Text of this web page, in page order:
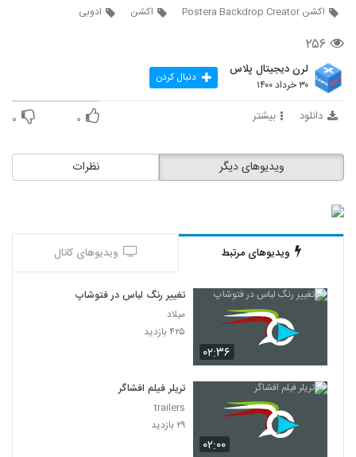
اکشن Postera Backdrop Creator
اکشن ادوبی
۲۵۶
لرن دیجیتال پلاس
۳۰ خرداد ۱۴۰۰ دنبال کردن
دانلود بیشتر ۰ ۰
نظرات ویدیوهای دیگر
ویدیوهای مرتبط ویدیوهای کانال
۰۲:۳۶
تغییر رنگ لباس در فتوشاپ
میلاد
۴۲۵ بازدید
۰۲:۰۰
تریلر فیلم افشاگر
trailers
۲۹ بازدید